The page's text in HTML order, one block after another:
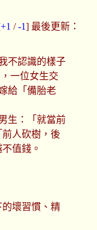
+1 /-1] 最後更新：
不認識的樣子
一位女生交
給「備胎老
生：「就當前
人砍樹，後
值錢。
壞習慣、精